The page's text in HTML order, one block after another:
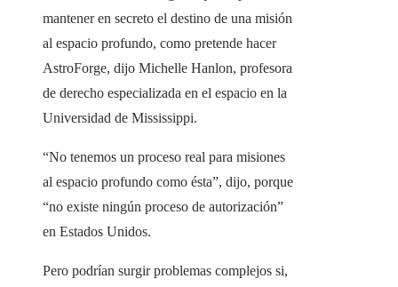
mantener en secreto el destino de una misión
al espacio profundo, como pretende hacer
AstroForge, dijo Michelle Hanlon, profesora
de derecho especializada en el espacio en la
Universidad de Mississippi.
“No tenemos un proceso real para misiones
al espacio profundo como ésta”, dijo, porque
“no existe ningún proceso de autorización”
en Estados Unidos.
Pero podrían surgir problemas complejos si,